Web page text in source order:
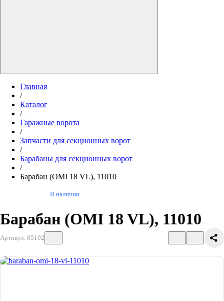
Главная
/
Каталог
/
Гаражные ворота
/
Запчасти для секционных ворот
/
Барабаны для секционных ворот
/
Барабан (OMI 18 VL), 11010
Барабан (OMI 18 VL), 11010
В наличии
Артикул: 85102